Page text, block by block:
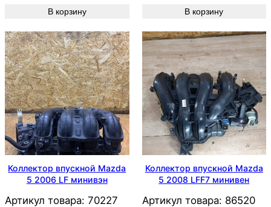
В корзину В корзину
Коллектор впускной Mazda
5 2006 LF минивэн
Артикул товара: 70227
Коллектор впускной Mazda
5 2008 LFF7 минивен
Артикул товара: 86520